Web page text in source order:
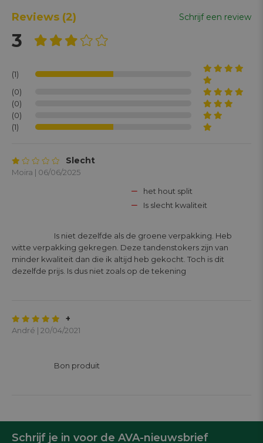
Reviews (2) Schrijf een review
3
(1)
(0)
(0)
(0)
(1)
Slecht
Moira | 06/06/2025
het hout split
Is slecht kwaliteit
witte verpakking gekregen. Deze tandenstokers zijn van
minder kwaliteit dan die ik altijd heb gekocht. Toch is dit
dezelfde prijs. Is dus niet zoals op de tekening
+
André | 20/04/2021
Schrijf je in voor de AVA-nieuwsbrief